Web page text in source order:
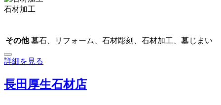
石材加工
その他 墓石、リフォーム、石材彫刻、石材加工、墓じまい
詳細を見る
長田厚生石材店